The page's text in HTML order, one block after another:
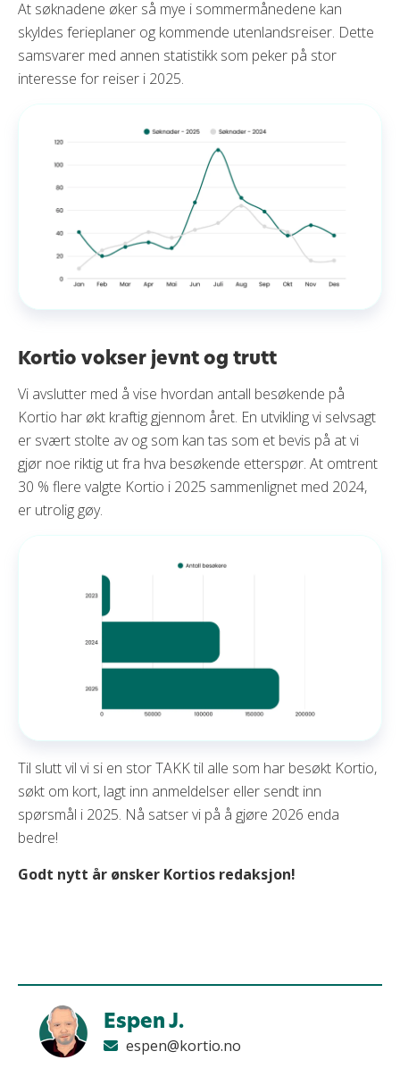
At søknadene øker så mye i sommermånedene kan
skyldes ferieplaner og kommende utenlandsreiser. Dette
samsvarer med annen statistikk som peker på stor
interesse for reiser i 2025.
Kortio vokser jevnt og trutt
Vi avslutter med å vise hvordan antall besøkende på
Kortio har økt kraftig gjennom året. En utvikling vi selvsagt
er svært stolte av og som kan tas som et bevis på at vi
gjør noe riktig ut fra hva besøkende etterspør. At omtrent
30 % flere valgte Kortio i 2025 sammenlignet med 2024,
er utrolig gøy.
Til slutt vil vi si en stor TAKK til alle som har besøkt Kortio,
søkt om kort, lagt inn anmeldelser eller sendt inn
spørsmål i 2025. Nå satser vi på å gjøre 2026 enda
bedre!
Godt nytt år ønsker Kortios redaksjon!
Espen J.
espen@kortio.no